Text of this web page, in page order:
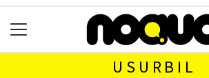
USURBIL